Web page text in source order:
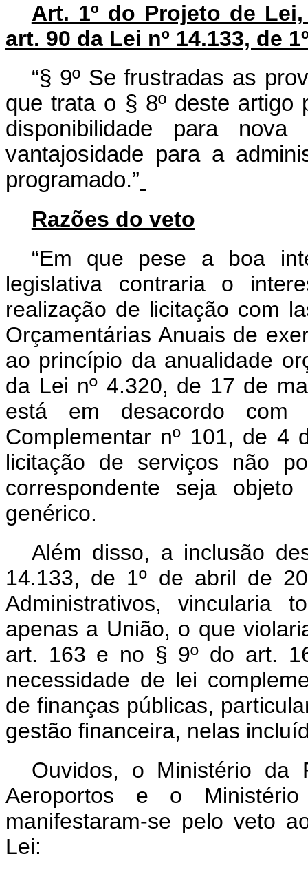
Art. 1º do Projeto de
art. 90 da Lei nº 14.133, de
“§ 9º Se frustradas as
que trata o § 8º deste artigo
disponibilidade para
vantajosidade para a
programado.”
Razões do veto
“Em que pese a boa
legislativa contraria o
realização de licitação com
Orçamentárias Anuais de
ao princípio da anualidade
da Lei nº 4.320, de 17 de
está em desacordo
Complementar nº 101, de 4
licitação de serviços não
correspondente seja
genérico.
Além disso, a inclusão
14.133, de 1º de abril de
Administrativos, vincularia
apenas a União, o que
art. 163 e no § 9º do art.
necessidade de lei
de finanças públicas,
gestão financeira, nelas
Ouvidos, o Ministério da
Aeroportos e o
manifestaram-se pelo veto
Lei: